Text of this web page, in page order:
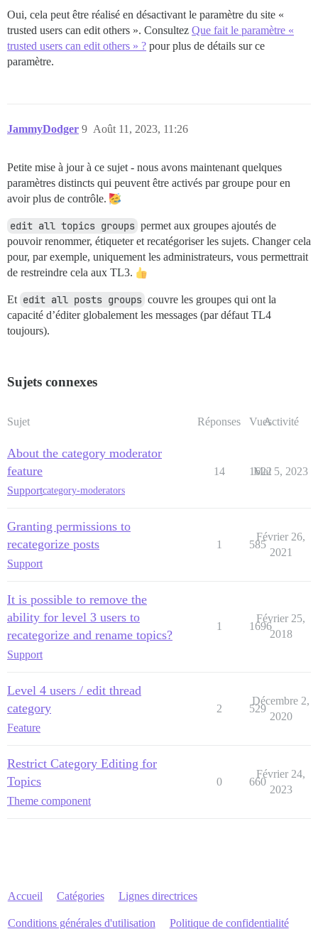
Oui, cela peut être réalisé en désactivant le paramètre du site «
trusted users can edit others ». Consultez Que fait le paramètre «
trusted users can edit others » ? pour plus de détails sur ce
paramètre.
JammyDodger Août 11, 2023, 11:26
9
Petite mise à jour à ce sujet - nous avons maintenant quelques
paramètres distincts qui peuvent être activés par groupe pour en
avoir plus de contrôle.
edit all topics groups permet aux groupes ajoutés de
pouvoir renommer, étiqueter et recatégoriser les sujets. Changer cela
pour, par exemple, uniquement les administrateurs, vous permettrait
de restreindre cela aux TL3.
Et edit all posts groups couvre les groupes qui ont la
capacité d’éditer globalement les messages (par défaut TL4
toujours).
Sujets connexes
Sujet Réponses VuesActivité
About the category moderator
feature
Supportcategory-moderators
14 1622
Mai 5, 2023
Granting permissions to
recategorize posts
Support
1 585
Février 26,
2021
It is possible to remove the
ability for level 3 users to
recategorize and rename topics?
Support
1 1696
Février 25,
2018
Level 4 users / edit thread
category
Feature
2 529
Décembre 2,
2020
Restrict Category Editing for
Topics
Theme component
0 660
Février 24,
2023
Accueil Catégories Lignes directrices
Conditions générales d'utilisation Politique de confidentialité